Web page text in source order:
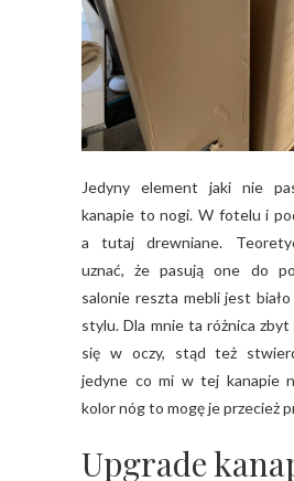
Jedyny element jaki nie
kanapie to nogi. W fotelu i
a tutaj drewniane.
uznać, że pasują one do
salonie reszta mebli jest
stylu. Dla mnie ta różnica zbyt
się w oczy, stąd też
jedyne co mi w tej kanapie
kolor nóg to mogę je przecież
Upgrade